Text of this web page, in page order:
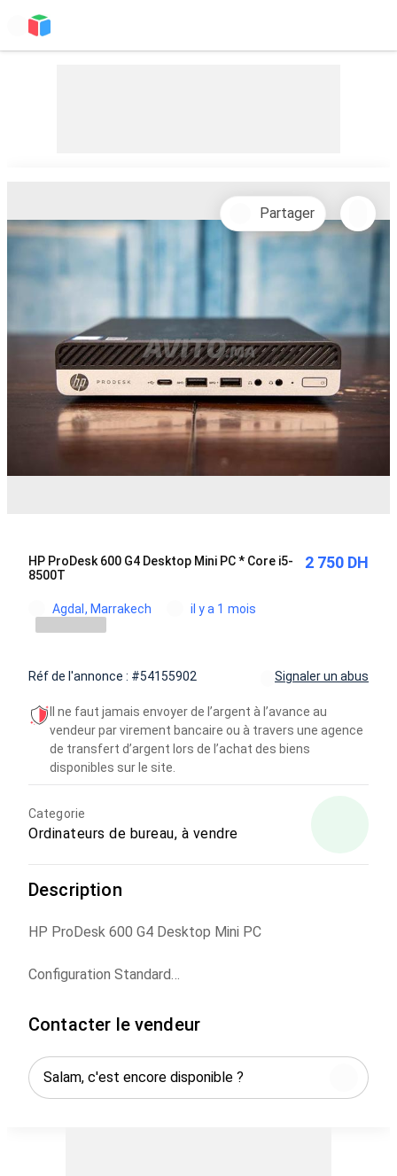
Partager
HP ProDesk 600 G4 Desktop Mini PC * Core i5-
8500T
2 750 DH
Agdal, Marrakech il y a 1 mois
Réf de l'annonce : #54155902 Signaler un abus
Il ne faut jamais envoyer de l’argent à l’avance au
vendeur par virement bancaire ou à travers une agence
de transfert d’argent lors de l’achat des biens
disponibles sur le site.
Categorie
Ordinateurs de bureau, à vendre
Description
HP ProDesk 600 G4 Desktop Mini PC
Configuration Standard
État: Remis à Neuf
6C/6T, 9Mb Cache)
RAM: 8 GB DDR4
Disque Dur : 256 Go SSD
Contacter le vendeur